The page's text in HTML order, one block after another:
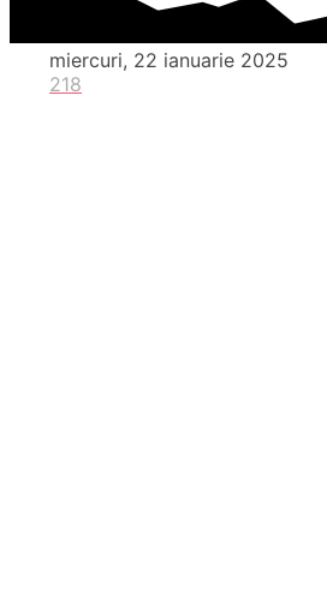
miercuri, 22 ianuarie 2025
218